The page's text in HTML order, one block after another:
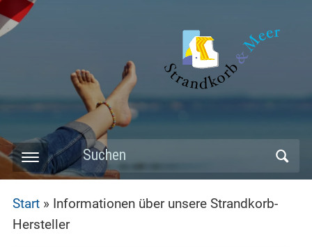
Skip
to
main
content
Toggle
menu
Search
for:
Start» Informationen über unsere Strandkorb-
Hersteller